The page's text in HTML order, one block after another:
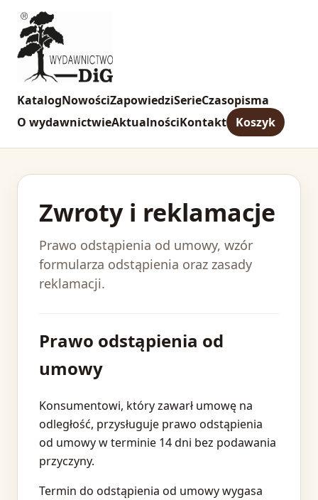
KatalogNowościZapowiedziSerieCzasopisma
O wydawnictwieAktualnościKontakt Koszyk
Zwroty i reklamacje
Prawo odstąpienia od umowy, wzór
formularza odstąpienia oraz zasady
reklamacji.
Prawo odstąpienia od
umowy
Konsumentowi, który zawarł umowę na
odległość, przysługuje prawo odstąpienia
od umowy w terminie 14 dni bez podawania
przyczyny.
Termin do odstąpienia od umowy wygasa